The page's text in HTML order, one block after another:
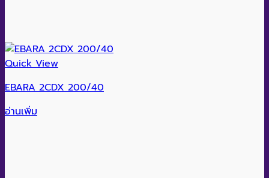
Quick View
EBARA 2CDX 200/40
อ่านเพิ่ม